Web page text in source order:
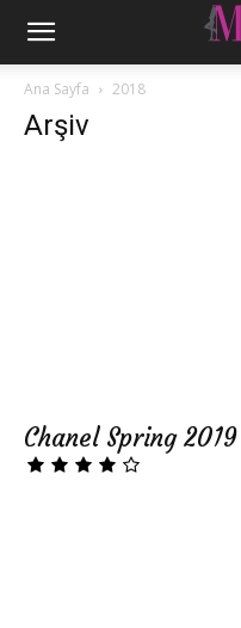
Ana Sayfa 2018
Arşiv
Chanel Spring